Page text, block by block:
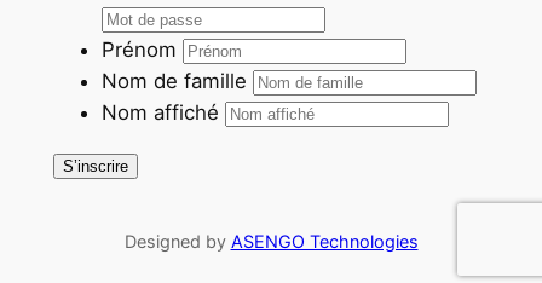
Prénom
Nom de famille
Nom affiché
S’inscrire
Designed by ASENGO Technologies